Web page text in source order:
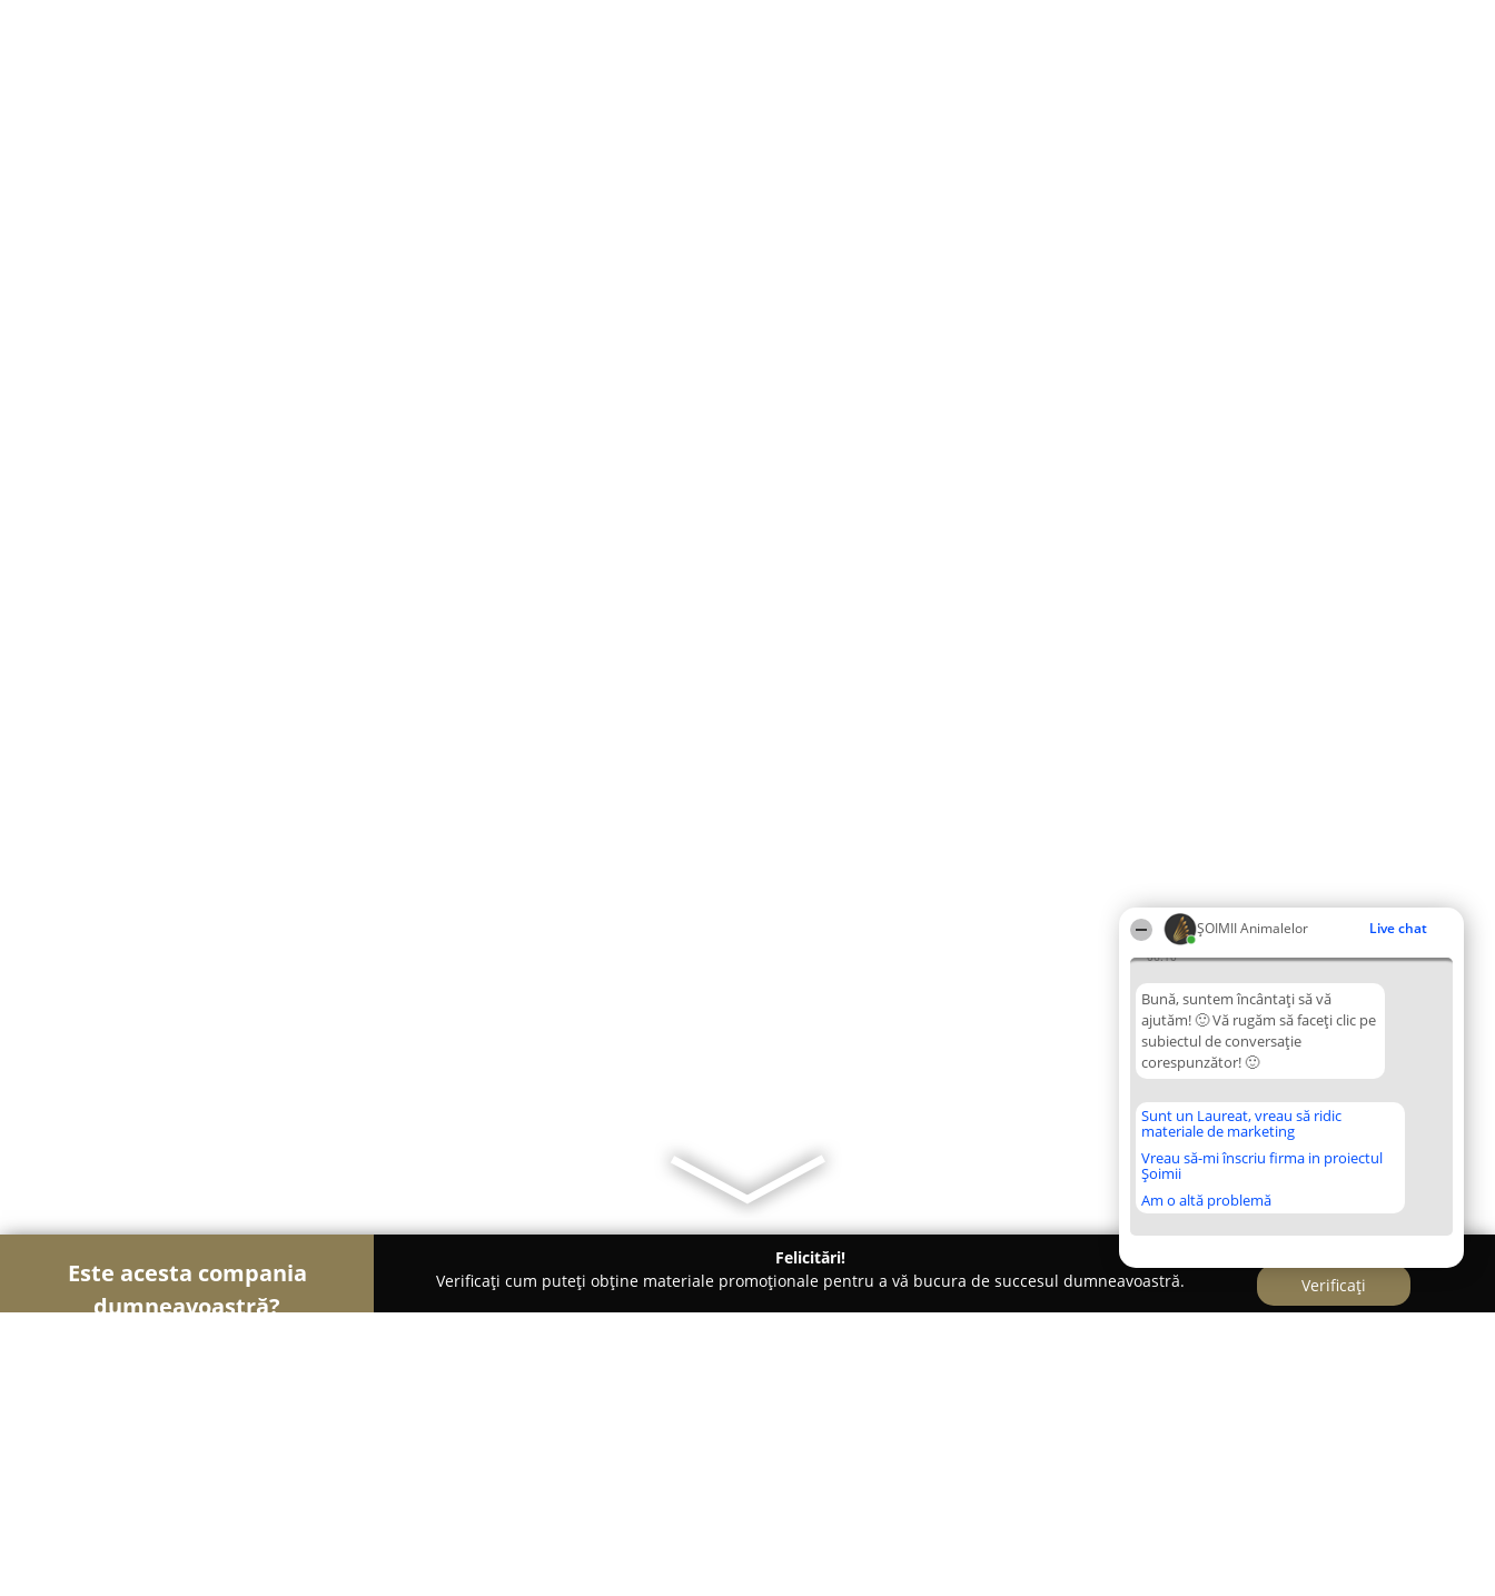
ŞOIMII Animalelor Live chat
06:10
Bună, suntem încântați să vă
ajutăm! 🙂 Vă rugăm să faceți clic pe
subiectul de conversație
corespunzător! 🙂
Sunt un Laureat, vreau să ridic
materiale de marketing
Vreau să-mi înscriu firma in proiectul
Șoimii
Am o altă problemă
Este acesta compania
dumneavoastră?
Felicitări!
Verificați cum puteți obține materiale promoționale pentru a vă bucura de succesul dumneavoastră.
Verificați